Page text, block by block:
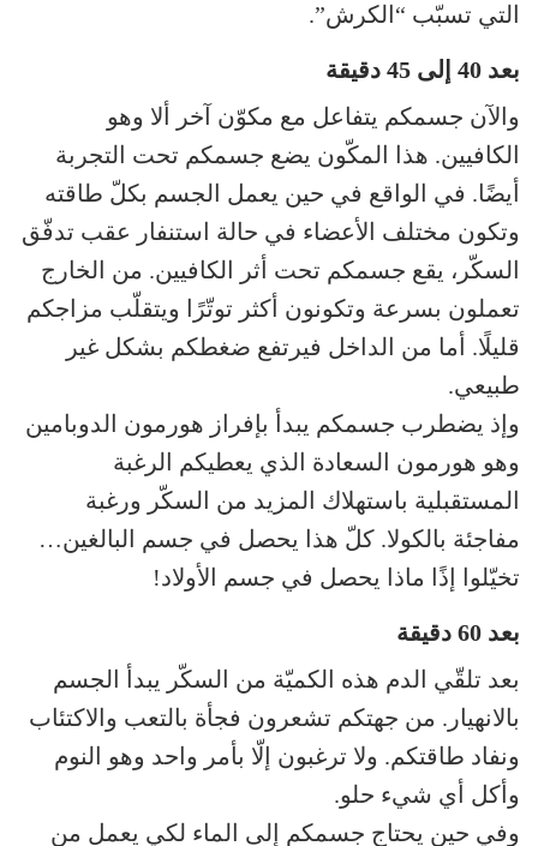
التي تسبّب “الكرش”.
بعد 40 إلى 45 دقيقة
والآن جسمكم يتفاعل مع مكوّن آخر ألا وهو
الكافيين. هذا المكّون يضع جسمكم تحت التجربة
أيضًا. في الواقع في حين يعمل الجسم بكلّ طاقته
وتكون مختلف الأعضاء في حالة استنفار عقب تدفّق
السكّر، يقع جسمكم تحت أثر الكافيين. من الخارج
تعملون بسرعة وتكونون أكثر توتّرًا ويتقلّب مزاجكم
قليلًا. أما من الداخل فيرتفع ضغطكم بشكل غير
طبيعي.
وإذ يضطرب جسمكم يبدأ بإفراز هورمون الدوبامين
وهو هورمون السعادة الذي يعطيكم الرغبة
المستقبلية باستهلاك المزيد من السكّر ورغبة
مفاجئة بالكولا. كلّ هذا يحصل في جسم البالغين…
تخيّلوا إذًا ماذا يحصل في جسم الأولاد!
بعد 60 دقيقة
بعد تلقّي الدم هذه الكميّة من السكّر يبدأ الجسم
بالانهيار. من جهتكم تشعرون فجأة بالتعب والاكتئاب
ونفاد طاقتكم. ولا ترغبون إلّا بأمر واحد وهو النوم
وأكل أي شيء حلو.
وفي حين يحتاج جسمكم إلى الماء لكي يعمل من